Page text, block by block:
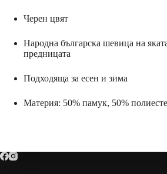
Черен цвят
Народна българска шевица на
предницата
Подходяща за есен и зима
Материя: 50% памук, 50%